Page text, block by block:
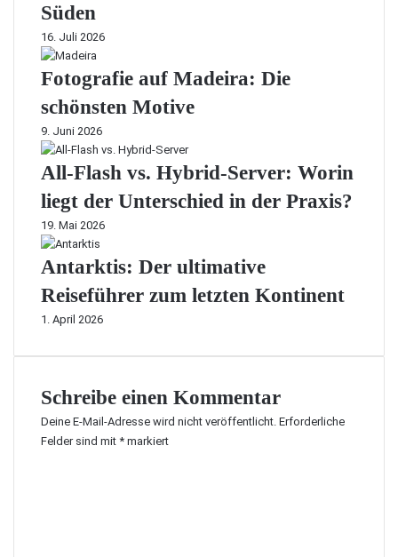
Süden
16. Juli 2026
Fotografie auf Madeira: Die
schönsten Motive
9. Juni 2026
All-Flash vs. Hybrid-Server: Worin
liegt der Unterschied in der Praxis?
19. Mai 2026
Antarktis: Der ultimative
Reiseführer zum letzten Kontinent
1. April 2026
Schreibe einen Kommentar
Deine E-Mail-Adresse wird nicht veröffentlicht. Erforderliche
Felder sind mit * markiert